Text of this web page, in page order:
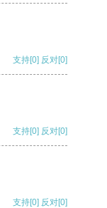
支持[0] 反对[0]
支持[0] 反对[0]
支持[0] 反对[0]